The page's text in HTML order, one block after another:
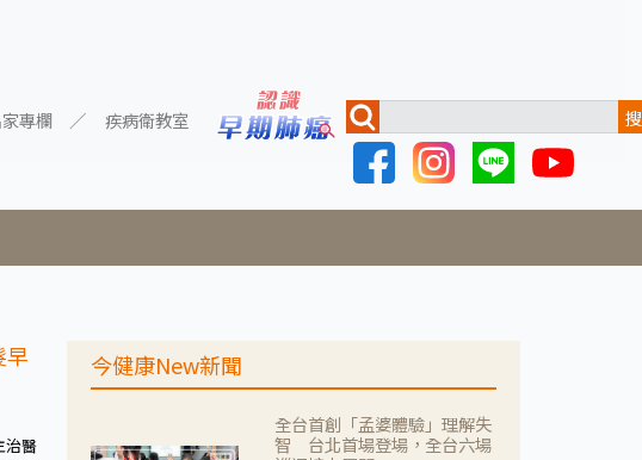
專欄 疾病衛教室
早
治醫
今健康New新聞
全台首創「孟婆體驗」理解失
智 台北首場登場，全台六場